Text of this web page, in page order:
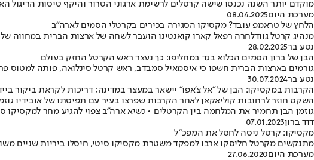
מוקדם יותר השנה נכנסו שישה קרטלים לרשימת ארגוני הטרור והיקף טיסות הריגול
מערכת היום08.04.2025
הלחץ של טראמפ עובד? מקסיקו הסגירה בכירים בקרטלי הסמים לארה"ב
מנהיג קרטל גוודלחרה רפאל קארו קואנטינו הועבר לשחה של ארצות הברית במחווה
נטע בר28.02.2025
הבן של ברון הסמים הכלוא בגד במחליפו: כך נעצר ראש הקרטל החזק בעולם
גורמים בארצות הברית חשפו כי איסמאיל סמבדב, ראש קרטל סינלואה, פותה למטוס
נטע בר30.07.2024
הקרבות במקסיקו: הבן של "אל צ'אפו" יישאר במעצר במדינה; דריכות לקראת ביקור
גוזמן הבן תחמיר את המלחמה בין הקרטלים • נשיא ארה"ב צפוי להגיע מחר
דוד ברון07.01.2023
מקסיקו: קרטל ניסה לחסל את המפכ"ל
מתנקשים מקרטל חליסקו ארבו למפקד משטרת מקסיקו סיטי, חיסלו ביריות שניים
מערכת היום27.06.2020